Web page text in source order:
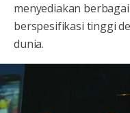
menyediakan
berspesifikasi tinggi
dunia.